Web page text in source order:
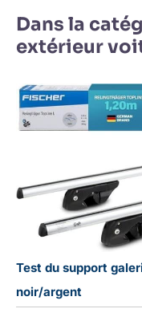
Dans la
extérieur
Test du support
noir/argent